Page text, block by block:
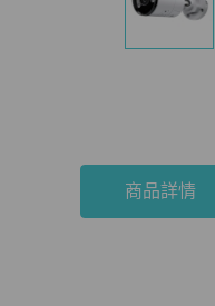
商品詳情